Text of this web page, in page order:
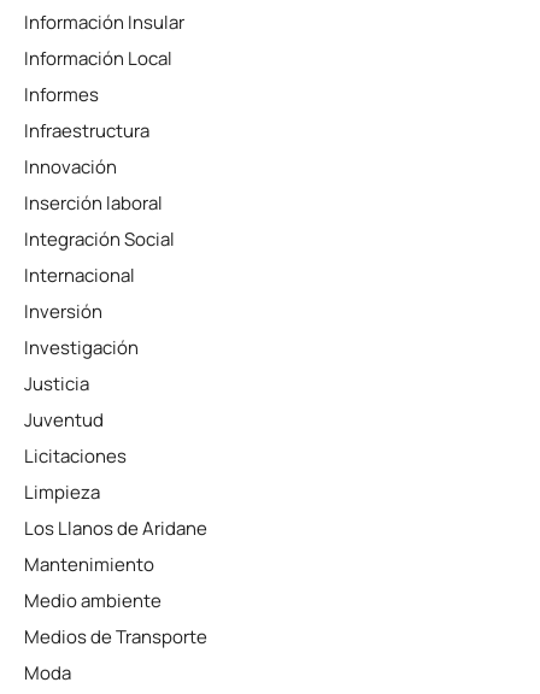
Información Insular
Información Local
Informes
Infraestructura
Innovación
Inserción laboral
Integración Social
Internacional
Inversión
Investigación
Justicia
Juventud
Licitaciones
Limpieza
Los Llanos de Aridane
Mantenimiento
Medio ambiente
Medios de Transporte
Moda